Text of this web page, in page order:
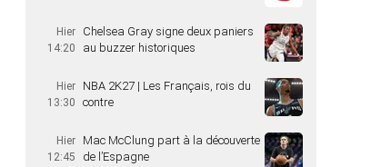
Hier
14:20
Chelsea Gray signe deux paniers
au buzzer historiques
Hier
13:30
NBA 2K27 | Les Français, rois du
contre
Hier
12:45
Mac McClung part à la découverte
de l’Espagne